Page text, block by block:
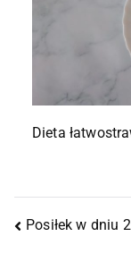
Dieta
Posiłek w dniu